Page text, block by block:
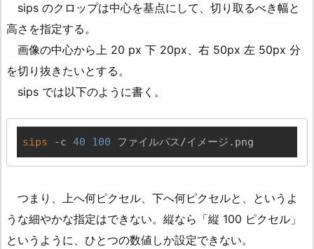
sips のクロップは中心を基点にして、切り取るべき幅と
高さを指定する。
画像の中心から上 20 px 下 20px、右 50px 左 50px 分
を切り抜きたいとする。
sips では以下のように書く。
sips -c 40 100 ファイルパス/イメージ.png
つまり、上へ何ピクセル、下へ何ピクセルと、というよ
うな細やかな指定はできない。縦なら「縦 100 ピクセル」
というように、ひとつの数値しか設定できない。